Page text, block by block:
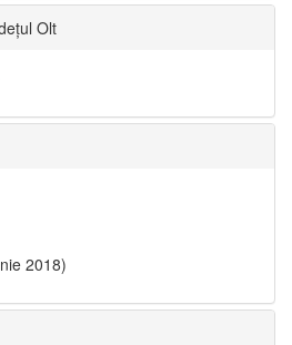
Olt
2018)